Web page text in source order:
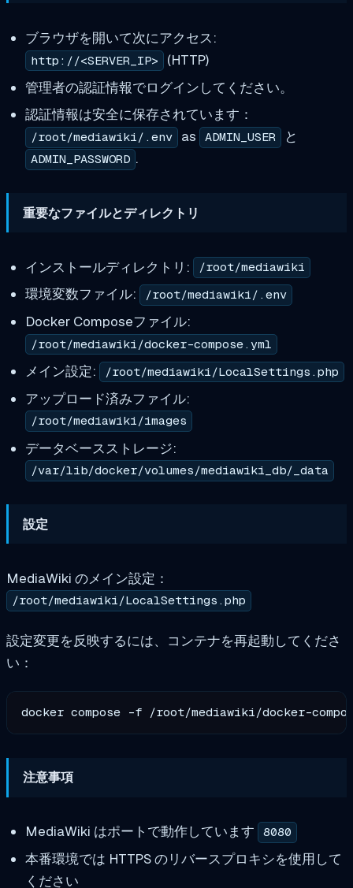
ブラウザを開いて次にアクセス:
http://<SERVER_IP>
(HTTP)
管理者の認証情報でログインしてください。
認証情報は安全に保存されています：
/root/mediawiki/.env as ADMIN_USER と
ADMIN_PASSWORD .
重要なファイルとディレクトリ
インストールディレクトリ: /root/mediawiki
環境変数ファイル: /root/mediawiki/.env
Docker Composeファイル:
/root/mediawiki/docker-compose.yml
メイン設定: /root/mediawiki/LocalSettings.php
アップロード済みファイル:
/root/mediawiki/images
データベースストレージ:
/var/lib/docker/volumes/mediawiki_db/_data
設定
MediaWiki のメイン設定：
/root/mediawiki/LocalSettings.php
設定変更を反映するには、コンテナを再起動してくださ
い：
注意事項
MediaWiki はポートで動作しています 8080
本番環境では HTTPS のリバースプロキシを使用して
ください